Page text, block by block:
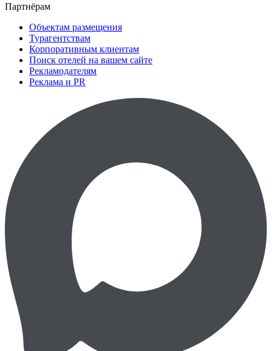
Партнёрам
Объектам размещения
Турагентствам
Корпоративным клиентам
Поиск отелей на вашем сайте
Рекламодателям
Реклама и PR